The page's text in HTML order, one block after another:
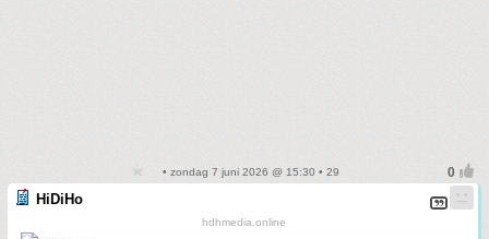
• zondag 7 juni 2026 @ 15:30 • 29
HiDiHo
hdhmedia.online